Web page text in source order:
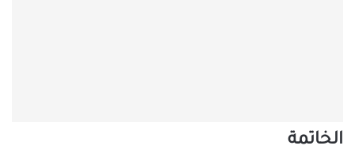
الخاتمة